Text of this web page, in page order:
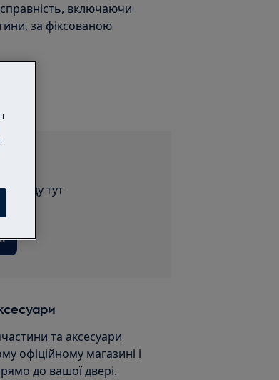
включаючи
за фіксованою
тут
та аксесуари
офіційному магазині і
до вашої двері.